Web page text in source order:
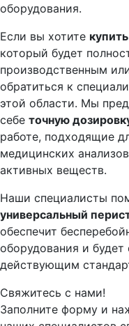
оборудования.
Если вы хотите
который будет
производственным
обратиться к
этой области. Мы
себе точную
работе, подходящие
медицинских
активных веществ.
Наши специалисты
универсальный
обеспечит
оборудования и будет
действующим
Свяжитесь с нами!
Заполните форму и